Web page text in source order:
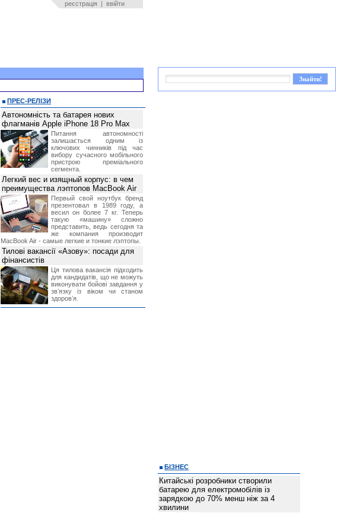
реєстрація | ввійти
ПРЕС-РЕЛІЗИ
Автономність та батарея нових
флагманів Apple iPhone 18 Pro Max
Питання автономності
залишається одним із
ключових чинників під час
вибору сучасного мобільного
пристрою преміального
сегмента.
Легкий вес и изящный корпус: в чем
преимущества лэптопов MacBook Air
Первый свой ноутбук бренд
презентовал в 1989 году, а
весил он более 7 кг. Теперь
такую «машину» сложно
представить, ведь сегодня та
же компания производит
MacBook Air - самые легкие и тонкие лэптопы.
Тилові вакансії «Азову»: посади для
фінансистів
Ця тилова вакансія підходить
для кандидатів, що не можуть
виконувати бойові завдання у
звʼязку із віком чи станом
здоровʼя.
БІЗНЕС
Китайські розробники створили
батарею для електромобілів із
зарядкою до 70% менш ніж за 4
хвилини